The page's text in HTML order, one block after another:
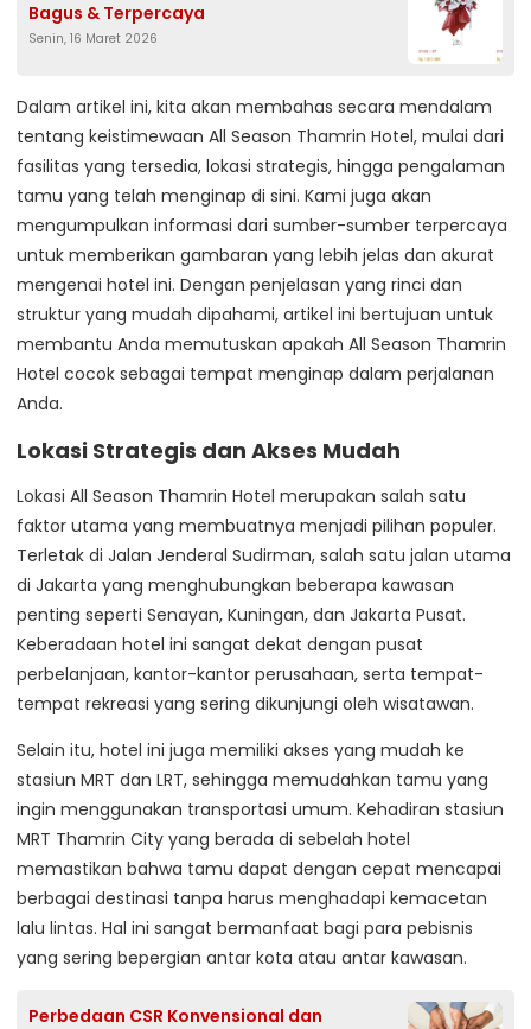
Bagus & Terpercaya
Senin, 16 Maret 2026
Dalam artikel ini, kita akan membahas secara mendalam
tentang keistimewaan All Season Thamrin Hotel, mulai dari
fasilitas yang tersedia, lokasi strategis, hingga pengalaman
tamu yang telah menginap di sini. Kami juga akan
mengumpulkan informasi dari sumber-sumber terpercaya
untuk memberikan gambaran yang lebih jelas dan akurat
mengenai hotel ini. Dengan penjelasan yang rinci dan
struktur yang mudah dipahami, artikel ini bertujuan untuk
membantu Anda memutuskan apakah All Season Thamrin
Hotel cocok sebagai tempat menginap dalam perjalanan
Anda.
Lokasi Strategis dan Akses Mudah
Lokasi All Season Thamrin Hotel merupakan salah satu
faktor utama yang membuatnya menjadi pilihan populer.
Terletak di Jalan Jenderal Sudirman, salah satu jalan utama
di Jakarta yang menghubungkan beberapa kawasan
penting seperti Senayan, Kuningan, dan Jakarta Pusat.
Keberadaan hotel ini sangat dekat dengan pusat
perbelanjaan, kantor-kantor perusahaan, serta tempat-
tempat rekreasi yang sering dikunjungi oleh wisatawan.
Selain itu, hotel ini juga memiliki akses yang mudah ke
stasiun MRT dan LRT, sehingga memudahkan tamu yang
ingin menggunakan transportasi umum. Kehadiran stasiun
MRT Thamrin City yang berada di sebelah hotel
memastikan bahwa tamu dapat dengan cepat mencapai
berbagai destinasi tanpa harus menghadapi kemacetan
lalu lintas. Hal ini sangat bermanfaat bagi para pebisnis
yang sering bepergian antar kota atau antar kawasan.
Perbedaan CSR Konvensional dan